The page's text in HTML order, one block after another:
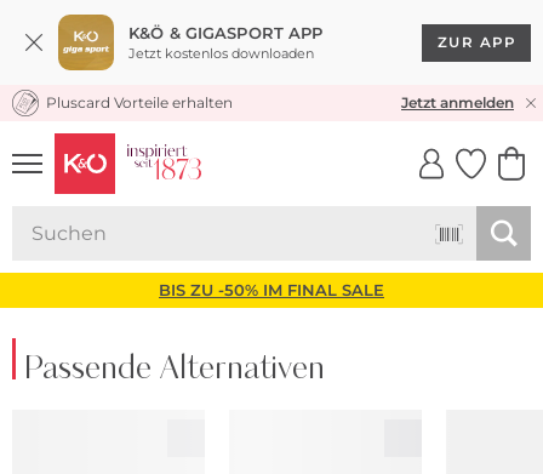
K&Ö & GIGASPORT APP
Jetzt kostenlos downloaden
ZUR APP
KOSTENLOSER VERSAND* & RÜCKVERSAND
Pluscard Vorteile erhalten Jetzt anmelden
UNSERE APP
CLICK &
BIS ZU -50% IM FINAL SALE
Passende Alternativen